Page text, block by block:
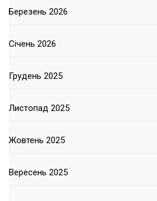
Березень 2026
Січень 2026
Грудень 2025
Листопад 2025
Жовтень 2025
Вересень 2025